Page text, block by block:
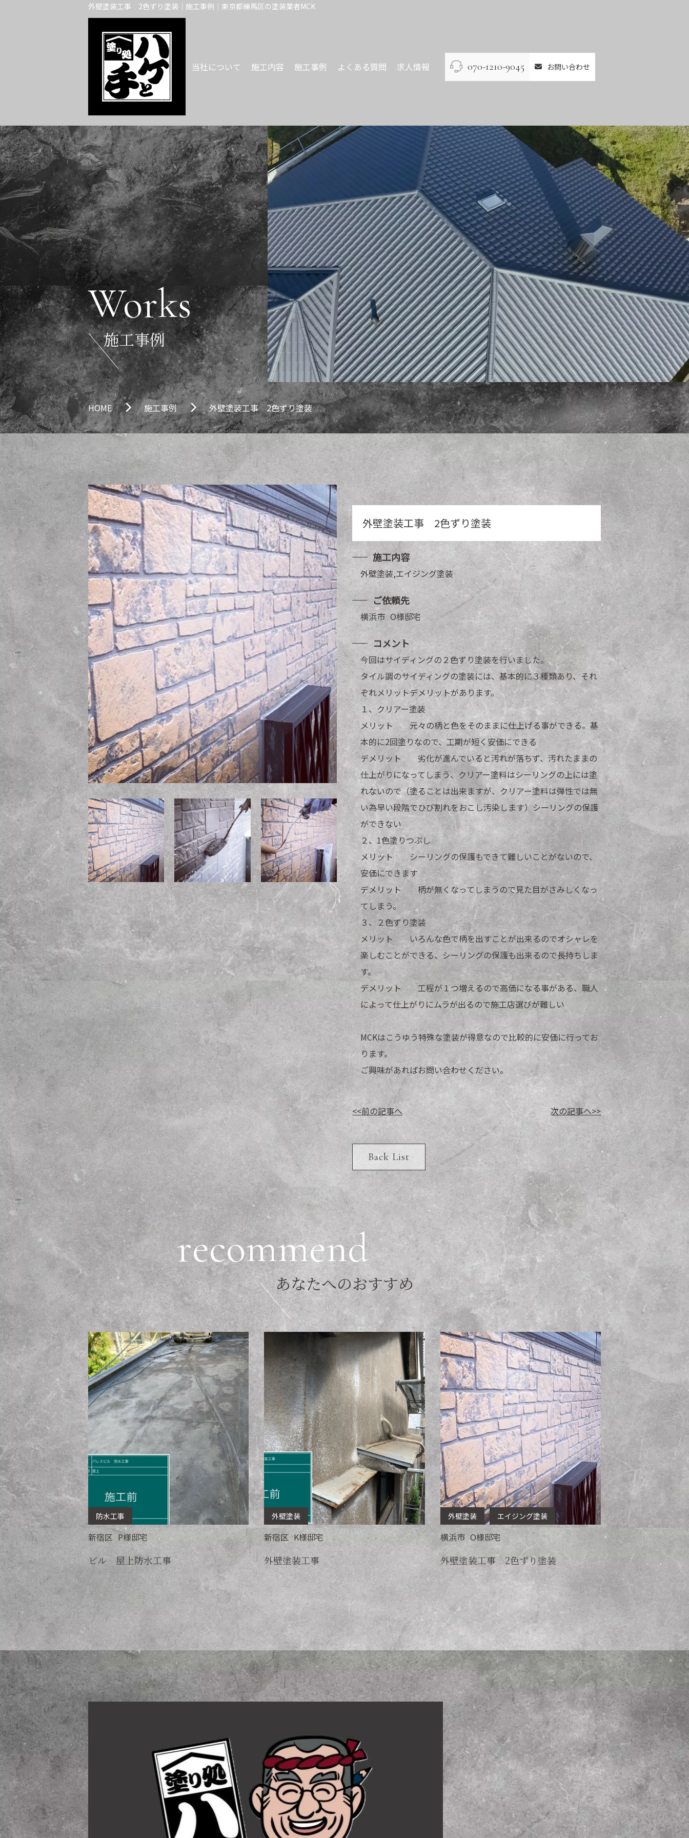
外壁塗装工事 2色ずり塗装｜施工事例｜東京都練馬区の塗装業者MCK
当社について 施工内容 施工事例 よくある質問 求人情報 070-1210-9045 お問い合わせ
Works
施工事例
HOME 施工事例 外壁塗装工事 2色ずり塗装
外壁塗装工事 2色ずり塗装
施工内容
外壁塗装,エイジング塗装
ご依頼先
横浜市 O様邸宅
コメント
今回はサイディングの２色ずり塗装を行いました。
タイル調のサイディングの塗装には、基本的に３種類あり、それ
ぞれメリットデメリットがあります。
１、クリアー塗装
メリット 元々の柄と色をそのままに仕上げる事ができる。基
本的に2回塗りなので、工期が短く安価にできる
デメリット 劣化が進んでいると汚れが落ちず、汚れたままの
仕上がりになってしまう、クリアー塗料はシーリングの上には塗
れないので（塗ることは出来ますが、クリアー塗料は弾性では無
い為早い段階でひび割れをおこし汚染します）シーリングの保護
ができない
２、1色塗りつぶし
メリット シーリングの保護もできて難しいことがないので、
安価にできます
デメリット 柄が無くなってしまうので見た目がさみしくなっ
てしまう。
３、２色ずり塗装
メリット いろんな色で柄を出すことが出来るのでオシャレを
楽しむことができる、シーリングの保護も出来るので長持ちしま
す。
デメリット 工程が１つ増えるので高価になる事がある、職人
によって仕上がりにムラが出るので施工店選びが難しい
MCKはこうゆう特殊な塗装が得意なので比較的に安価に行ってお
ります。
ご興味があればお問い合わせください。
<<前の記事へ 次の記事へ>>
Back List
recommend
あなたへのおすすめ
防水工事
新宿区 P様邸宅
ビル 屋上防水工事
外壁塗装
新宿区 K様邸宅
外壁塗装工事
外壁塗装 エイジング塗装
横浜市 O様邸宅
外壁塗装工事 2色ずり塗装